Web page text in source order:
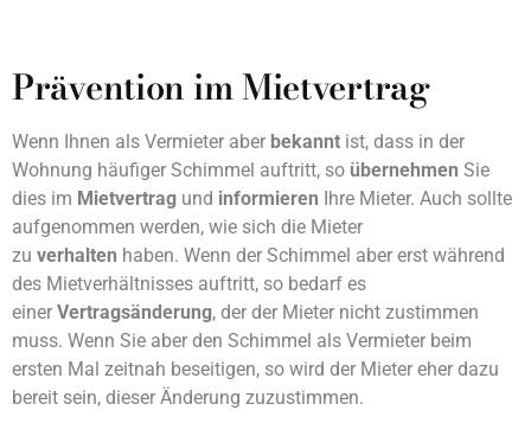
Prävention im Mietvertrag
Wenn Ihnen als Vermieter aber bekannt ist, dass in der
Wohnung häufiger Schimmel auftritt, so übernehmen Sie
dies im Mietvertrag und informieren Ihre Mieter. Auch sollte
aufgenommen werden, wie sich die Mieter
zu verhalten haben. Wenn der Schimmel aber erst während
des Mietverhältnisses auftritt, so bedarf es
einer Vertragsänderung, der der Mieter nicht zustimmen
muss. Wenn Sie aber den Schimmel als Vermieter beim
ersten Mal zeitnah beseitigen, so wird der Mieter eher dazu
bereit sein, dieser Änderung zuzustimmen.